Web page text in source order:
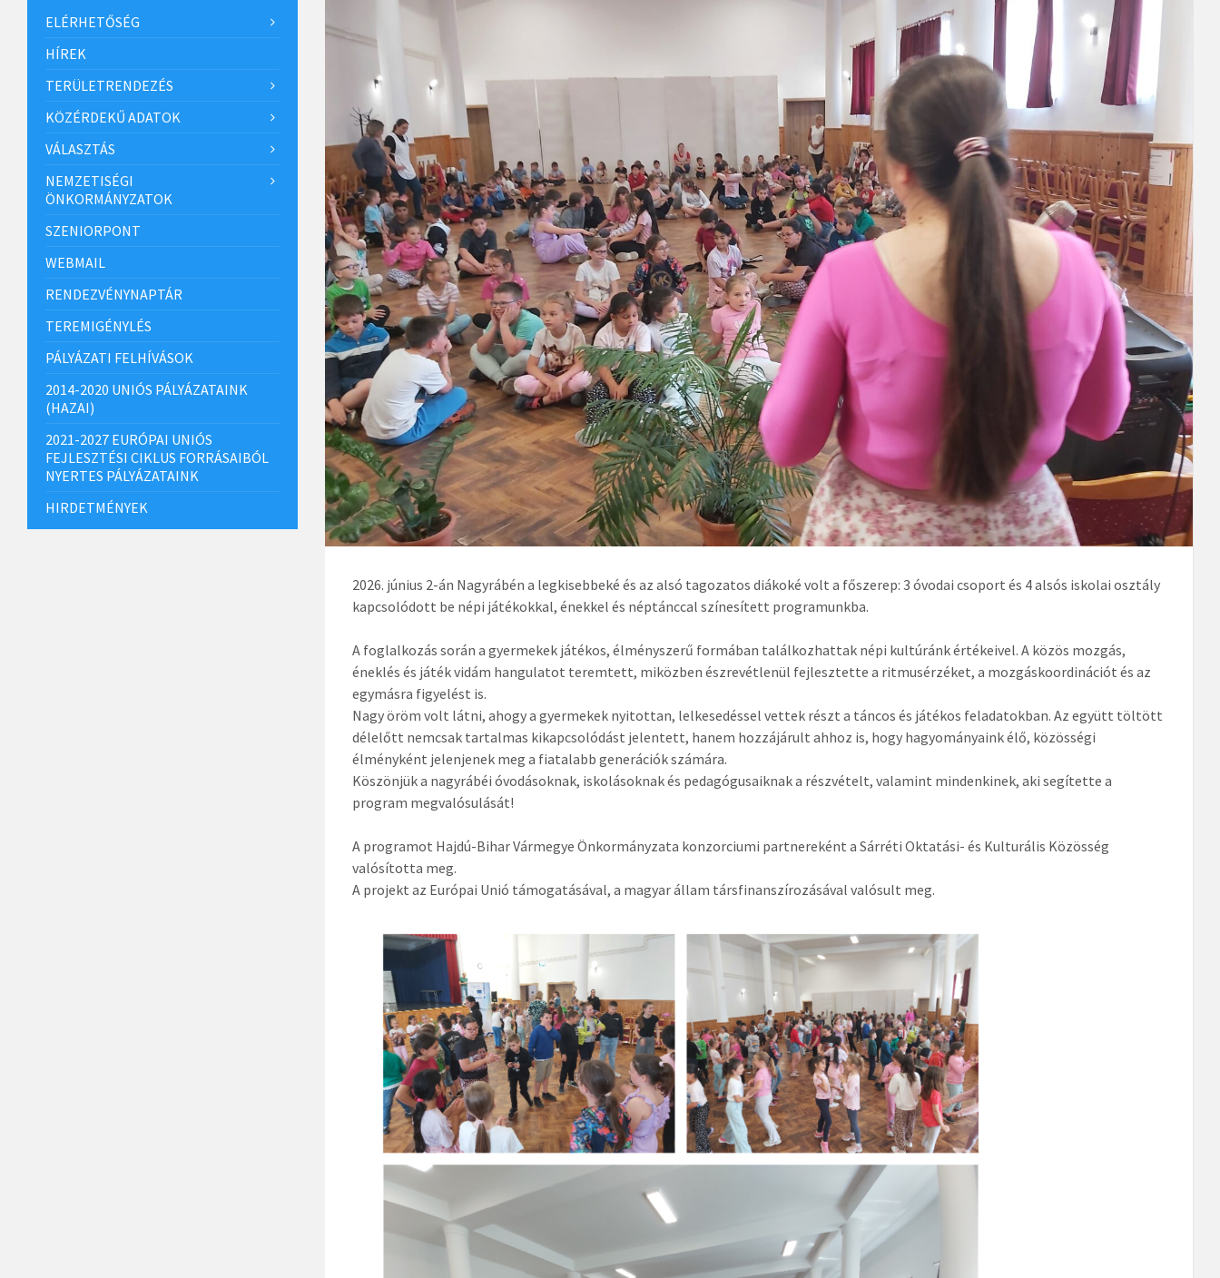
2026. június 2-án Nagyrábén a legkisebbeké és az alsó tagozatos diákoké volt a főszerep: 3 óvodai csoport és 4 alsós iskolai osztály
kapcsolódott be népi játékokkal, énekkel és néptánccal színesített programunkba.
A foglalkozás során a gyermekek játékos, élményszerű formában találkozhattak népi kultúránk értékeivel. A közös mozgás,
éneklés és játék vidám hangulatot teremtett, miközben észrevétlenül fejlesztette a ritmusérzéket, a mozgáskoordinációt és az
egymásra figyelést is.
Nagy öröm volt látni, ahogy a gyermekek nyitottan, lelkesedéssel vettek részt a táncos és játékos feladatokban. Az együtt töltött
délelőtt nemcsak tartalmas kikapcsolódást jelentett, hanem hozzájárult ahhoz is, hogy hagyományaink élő, közösségi
élményként jelenjenek meg a fiatalabb generációk számára.
Köszönjük a nagyrábéi óvodásoknak, iskolásoknak és pedagógusaiknak a részvételt, valamint mindenkinek, aki segítette a
program megvalósulását!
A programot Hajdú-Bihar Vármegye Önkormányzata konzorciumi partnereként a Sárréti Oktatási- és Kulturális Közösség
valósította meg.
A projekt az Európai Unió támogatásával, a magyar állam társfinanszírozásával valósult meg.
ELÉRHETŐSÉG
HÍREK
TERÜLETRENDEZÉS
KÖZÉRDEKŰ ADATOK
VÁLASZTÁS
NEMZETISÉGI
ÖNKORMÁNYZATOK
SZENIORPONT
WEBMAIL
RENDEZVÉNYNAPTÁR
TEREMIGÉNYLÉS
PÁLYÁZATI FELHÍVÁSOK
2014-2020 UNIÓS PÁLYÁZATAINK
(HAZAI)
2021-2027 EURÓPAI UNIÓS
FEJLESZTÉSI CIKLUS FORRÁSAIBÓL
NYERTES PÁLYÁZATAINK
HIRDETMÉNYEK